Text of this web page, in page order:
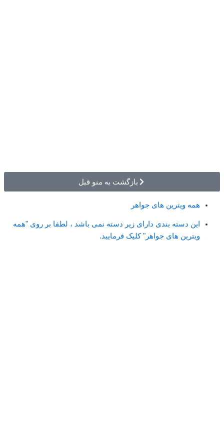
بازگشت به منو قبل
همه ویترین های جواهر
این دسته بندی دارای زیر دسته نمی باشد ، لطفا بر روی "همه
ویترین های جواهر" کلیک فرمایید.